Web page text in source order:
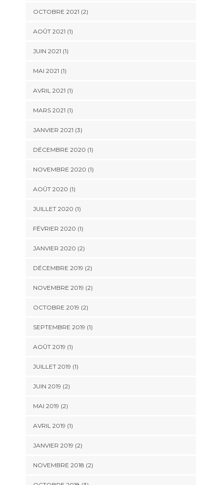
OCTOBRE 2021 (2)
AOÛT 2021 (1)
JUIN 2021 (1)
MAI 2021 (1)
AVRIL 2021 (1)
MARS 2021 (1)
JANVIER 2021 (3)
DÉCEMBRE 2020 (1)
NOVEMBRE 2020 (1)
AOÛT 2020 (1)
JUILLET 2020 (1)
FÉVRIER 2020 (1)
JANVIER 2020 (2)
DÉCEMBRE 2019 (2)
NOVEMBRE 2019 (2)
OCTOBRE 2019 (2)
SEPTEMBRE 2019 (1)
AOÛT 2019 (1)
JUILLET 2019 (1)
JUIN 2019 (2)
MAI 2019 (2)
AVRIL 2019 (1)
JANVIER 2019 (2)
NOVEMBRE 2018 (2)